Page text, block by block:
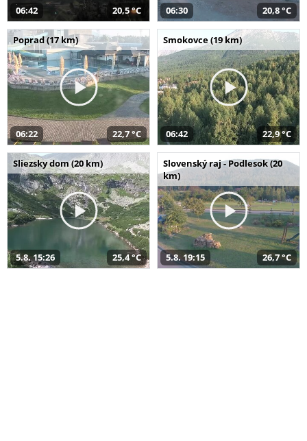
06:42 20,5 °C 06:30 20,8 °C
Poprad (17 km)
06:22 22,7 °C
Smokovce (19 km)
06:42 22,9 °C
Sliezsky dom (20 km)
5.8. 15:26 25,4 °C
Slovenský raj - Podlesok (20
km)
5.8. 19:15 26,7 °C